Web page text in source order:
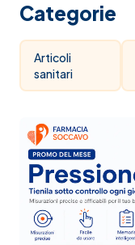
Categorie
Articoli
sanitari